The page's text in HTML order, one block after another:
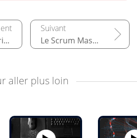
Théorie et principes de Scrum Le Scrum Master, communicant assertif
aller plus loin